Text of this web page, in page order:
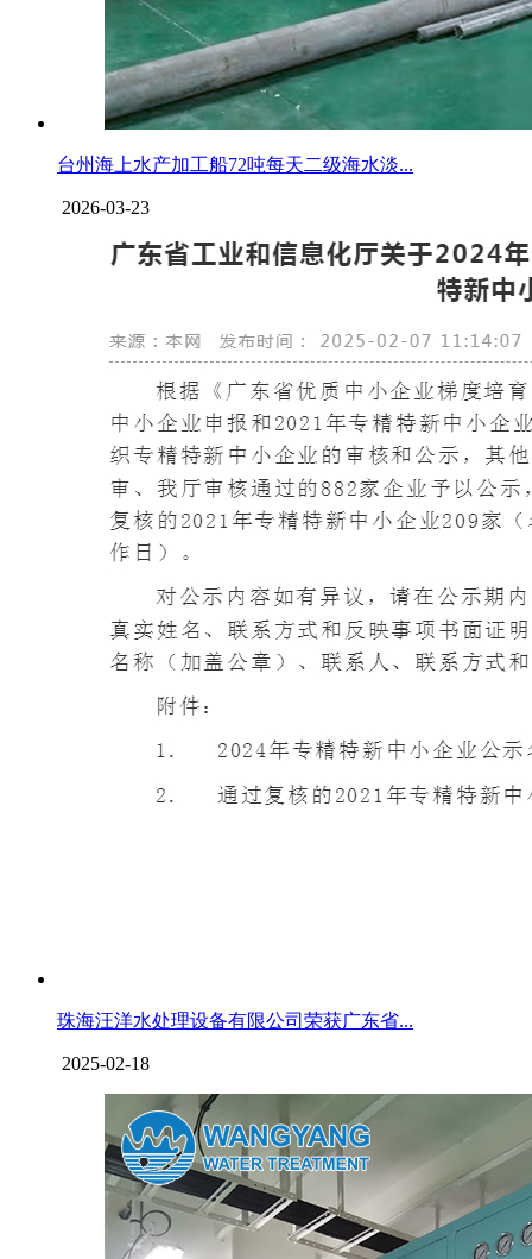
台州海上水产加工船72吨每天二级海水淡...
2026-03-23
珠海汪洋水处理设备有限公司荣获广东省...
2025-02-18